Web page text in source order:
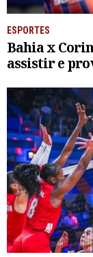
ESPORTES
Bahia x
assistir e